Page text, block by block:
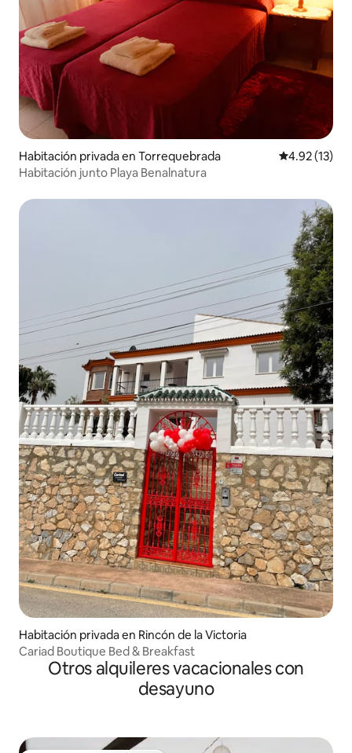
Habitación privada en Torrequebrada Calificación
4.92 (13)
Habitación junto Playa Benalnatura
Habitación privada en Rincón de la Victoria
Cariad Boutique Bed & Breakfast
Otros alquileres vacacionales con
desayuno